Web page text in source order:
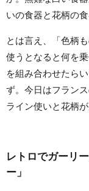
いの食器と花柄の
とは言え、「色柄
使うとなると何を
を組み合わせたら
ず。今日はフラン
ライン使いと花柄
レトロでガーリ
ー」